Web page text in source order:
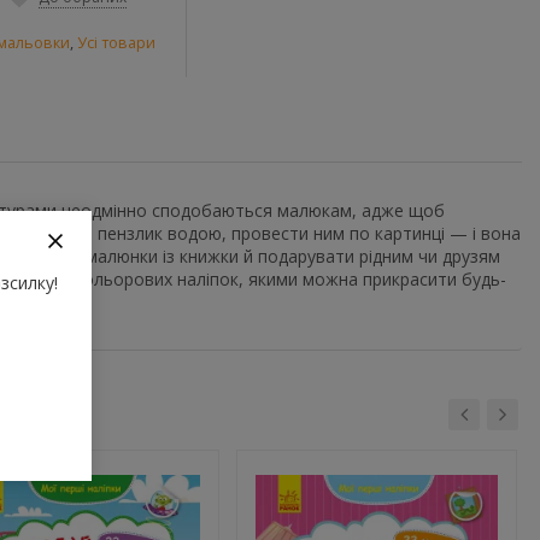
, Усі товари
неодмінно сподобаються малюкам, адже щоб
змочити пензлик водою, провести ним по картинці — і вона
малюнки із книжки й подарувати рідним чи друзям
кольорових наліпок, якими можна прикрасити будь-